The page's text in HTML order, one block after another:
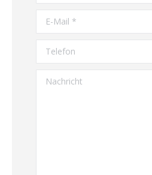
E-Mail *
Telefon
Nachricht